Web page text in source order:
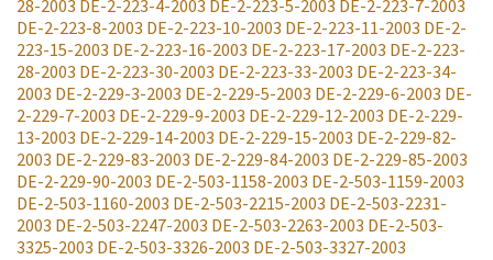
28-2003 DE-2-223-4-2003 DE-2-223-5-2003 DE-2-223-7-2003
DE-2-223-8-2003 DE-2-223-10-2003 DE-2-223-11-2003 DE-2-
223-15-2003 DE-2-223-16-2003 DE-2-223-17-2003 DE-2-223-
28-2003 DE-2-223-30-2003 DE-2-223-33-2003 DE-2-223-34-
2003 DE-2-229-3-2003 DE-2-229-5-2003 DE-2-229-6-2003 DE-
2-229-7-2003 DE-2-229-9-2003 DE-2-229-12-2003 DE-2-229-
13-2003 DE-2-229-14-2003 DE-2-229-15-2003 DE-2-229-82-
2003 DE-2-229-83-2003 DE-2-229-84-2003 DE-2-229-85-2003
DE-2-229-90-2003 DE-2-503-1158-2003 DE-2-503-1159-2003
DE-2-503-1160-2003 DE-2-503-2215-2003 DE-2-503-2231-
2003 DE-2-503-2247-2003 DE-2-503-2263-2003 DE-2-503-
3325-2003 DE-2-503-3326-2003 DE-2-503-3327-2003